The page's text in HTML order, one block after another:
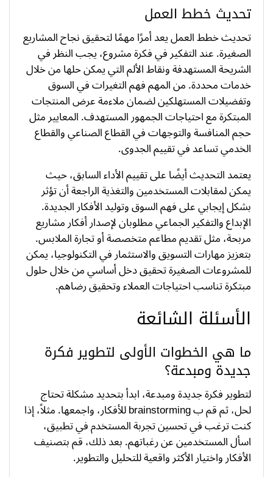
تحديث خطط العمل
تحديث خطط العمل يعد أمرًا مهمًا لتحقيق نجاح المشاريع
الصغيرة. عند التفكير في فكرة مشروع، يجب النظر في
الشريحة المستهدفة ونقاط الألم التي يمكن حلها من خلال
خدمات محددة. من المهم فهم التغيرات في السوق
وتفضيلات المستهلكين لضمان ملاءمة عرض المنتجات
المبتكرة مع احتياجات الجمهور المستهدف. المعايير مثل
حجم المنافسة والتوجهات في القطاع الصناعي والقطاع
الخدمي تساعد في تقييم الجدوى.
يعتمد التحديث أيضًا على تقييم الأداء السابق، حيث
يمكن لمقابلات المستخدمين والتغذية الراجعة أن تؤثر
بشكل إيجابي على فهم السوق وتوليد الأفكار الجديدة.
الإبداع والتفكير الجماعي مطلوبان لإصدار أفكار مشاريع
مربحة، مثل تقديم مطاعم متخصصة أو تجارة الملابس.
بتعزيز مهارات التسويق والاستثمار في التكنولوجيا، يمكن
للمشروعات الصغيرة تحقيق دخل أساسي من خلال حلول
مبتكرة تناسب احتياجات العملاء وتحقيق رضاهم.
الأسئلة الشائعة
ما هي الخطوات الأولى لتطوير فكرة
جديدة ومبدعة؟
لتطوير فكرة جديدة ومبدعة، ابدأ بتحديد مشكلة تحتاج
لحل، ثم قم ب brainstorming للأفكار، واجمعها. مثلاً، إذا
كنت ترغب في تحسين تجربة المستخدم في تطبيق،
اسأل المستخدمين عن رغباتهم. بعد ذلك، قم بتصنيف
الأفكار واختيار الأكثر واقعية للتحليل والتطوير.